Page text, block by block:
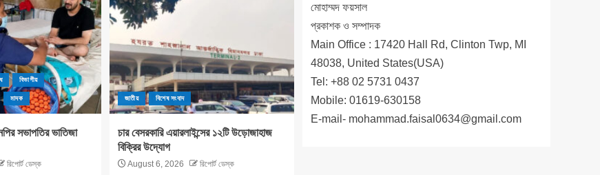
বিভাগীয়
মাদক
সভাপতির ভাতিজা
রিপোর্ট ডেস্ক
জাতীয় বিশেষ সংবাদ
চার বেসরকারি এয়ারলাইন্সের ১২টি উড়োজাহাজ
বিক্রির উদ্যোগ
August 6, 2026 রিপোর্ট ডেস্ক
মোহাম্মদ ফয়সাল
প্রকাশক ও সম্পাদক
Main Office : 17420 Hall Rd, Clinton Twp, MI
48038, United States(USA)
Tel: +88 02 5731 0437
Mobile: 01619-630158
E-mail- mohammad.faisal0634@gmail.com